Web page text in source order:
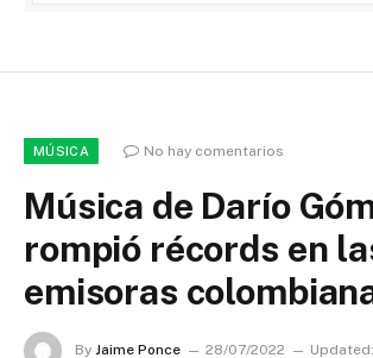
MÚSICA No hay comentarios
Música de Darío
rompió récords en
emisoras
By Jaime Ponce 28/07/2022 Updated: